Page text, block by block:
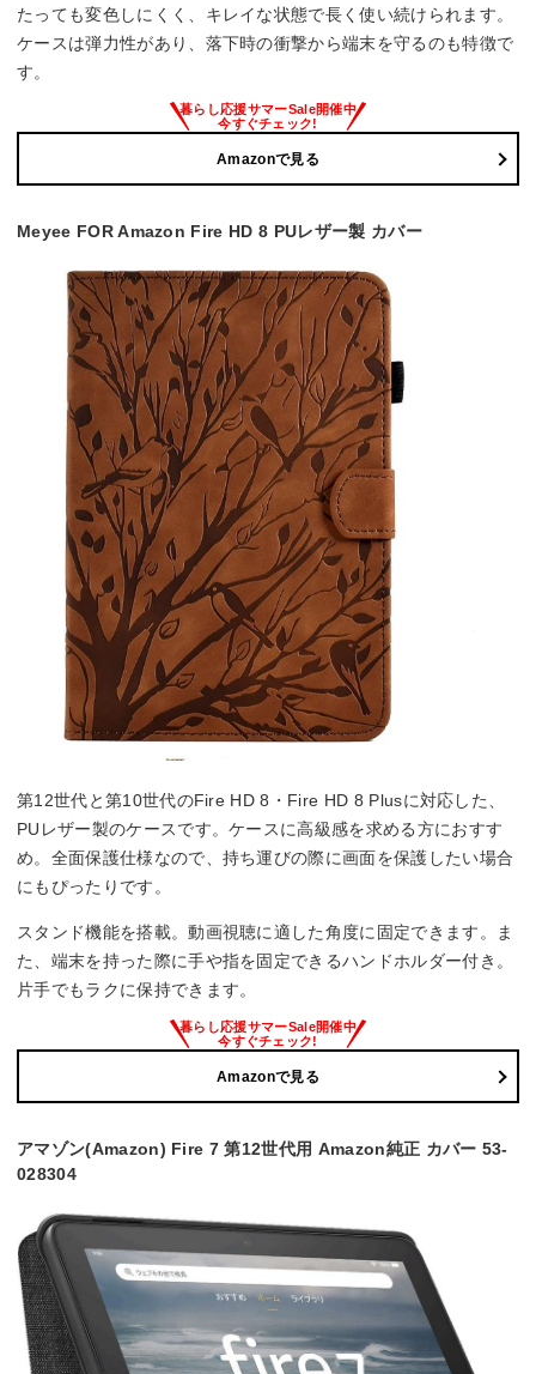
たっても変色しにくく、キレイな状態で長く使い続けられます。
ケースは弾力性があり、落下時の衝撃から端末を守るのも特徴で
す。
Amazonで見る
Meyee FOR Amazon Fire HD 8 PUレザー製 カバー
第12世代と第10世代のFire HD 8・Fire HD 8 Plusに対応した、
PUレザー製のケースです。ケースに高級感を求める方におすす
め。全面保護仕様なので、持ち運びの際に画面を保護したい場合
にもぴったりです。
スタンド機能を搭載。動画視聴に適した角度に固定できます。ま
た、端末を持った際に手や指を固定できるハンドホルダー付き。
片手でもラクに保持できます。
Amazonで見る
アマゾン(Amazon) Fire 7 第12世代用 Amazon純正 カバー 53-
028304